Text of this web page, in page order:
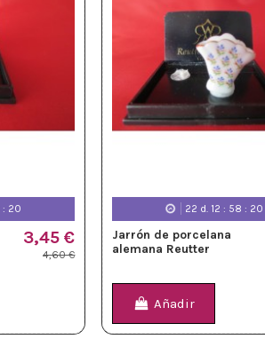
:18
3,45 €
4,60 €
22 d. 12 :58 :18
Jarrón de porcelana
alemana Reutter
Añadir